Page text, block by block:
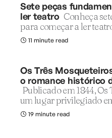
Sete peças
ler teatro Conheça
para começar a ler
11 minute read
Os Três
o romance histórico
Publicado em 1844,
um lugar privilegiado
19 minute read